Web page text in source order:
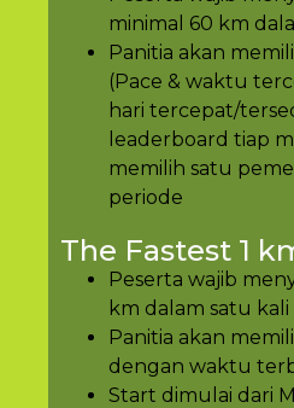
minimal 60 km
Panitia akan
(Pace & waktu
hari tercepat/
leaderboard tiap
memilih satu
periode
The Fastest 1
Peserta wajib
km dalam satu kali
Panitia akan
dengan waktu
Start dimulai dari